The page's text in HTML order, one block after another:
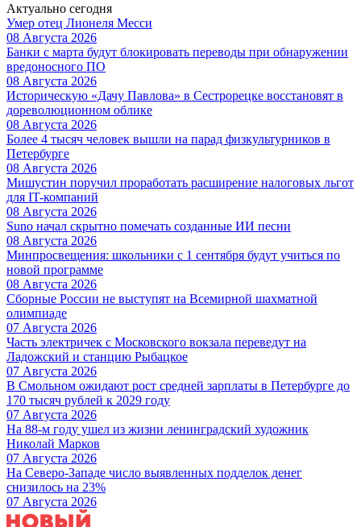
Актуально сегодня
Умер отец Лионеля Месси
08 Августа 2026
Банки с марта будут блокировать переводы при обнаружении
вредоносного ПО
08 Августа 2026
Историческую «Дачу Павлова» в Сестрорецке восстановят в
дореволюционном облике
08 Августа 2026
Более 4 тысяч человек вышли на парад физкультурников в
Петербурге
08 Августа 2026
Мишустин поручил проработать расширение налоговых льгот
для IT-компаний
08 Августа 2026
Suno начал скрытно помечать созданные ИИ песни
08 Августа 2026
Минпросвещения: школьники с 1 сентября будут учиться по
новой программе
08 Августа 2026
Сборные России не выступят на Всемирной шахматной
олимпиаде
07 Августа 2026
Часть электричек с Московского вокзала переведут на
Ладожский и станцию Рыбацкое
07 Августа 2026
В Смольном ожидают рост средней зарплаты в Петербурге до
170 тысяч рублей к 2029 году
07 Августа 2026
На 88-м году ушел из жизни ленинградский художник
Николай Марков
07 Августа 2026
На Северо-Западе число выявленных подделок денег
снизилось на 23%
07 Августа 2026